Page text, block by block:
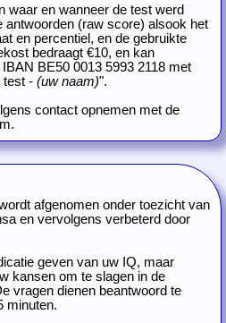
waar en wanneer de test werd
antwoorden (raw score) alsook het
en percentiel, en de gebruikte
bedraagt €10, en kan
BE50 0013 5993 2118 met
test - (uw naam)".
contact opnemen met de
afgenomen onder toezicht van
en vervolgens verbeterd door
geven van uw IQ, maar
kansen om te slagen in de
vragen dienen beantwoord te
minuten.